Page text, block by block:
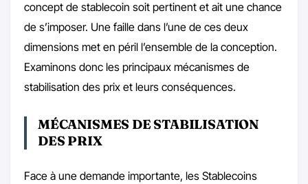
concept de stablecoin soit pertinent et ait une chance
de s’imposer. Une faille dans l’une de ces deux
dimensions met en péril l’ensemble de la conception.
Examinons donc les principaux mécanismes de
stabilisation des prix et leurs conséquences.
MÉCANISMES DE STABILISATION
DES PRIX
Face à une demande importante, les Stablecoins